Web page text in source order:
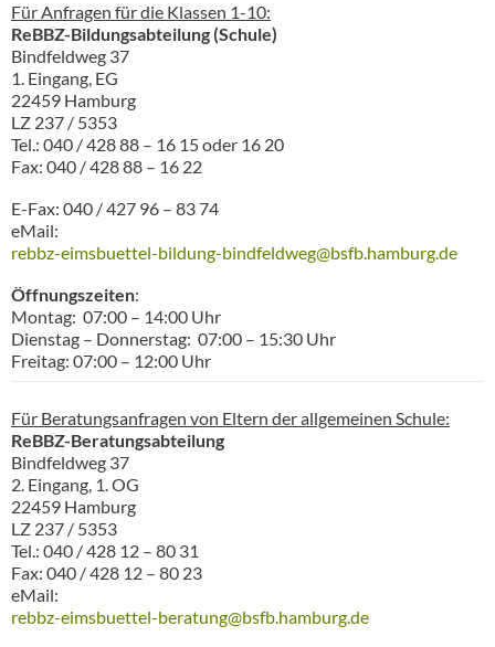
Für Anfragen für die Klassen 1-10:
ReBBZ-Bildungsabteilung (Schule)
Bindfeldweg 37
1. Eingang, EG
22459 Hamburg
LZ 237 / 5353
Tel.: 040 / 428 88 – 16 15 oder 16 20
Fax: 040 / 428 88 – 16 22
E-Fax: 040 / 427 96 – 83 74
eMail:
rebbz-eimsbuettel-bildung-bindfeldweg@bsfb.hamburg.de
Öffnungszeiten:
Montag: 07:00 – 14:00 Uhr
Dienstag – Donnerstag: 07:00 – 15:30 Uhr
Freitag: 07:00 – 12:00 Uhr
Für Beratungsanfragen von Eltern der allgemeinen Schule:
ReBBZ-Beratungsabteilung
Bindfeldweg 37
2. Eingang, 1. OG
22459 Hamburg
LZ 237 / 5353
Tel.: 040 / 428 12 – 80 31
Fax: 040 / 428 12 – 80 23
eMail:
rebbz-eimsbuettel-beratung@bsfb.hamburg.de